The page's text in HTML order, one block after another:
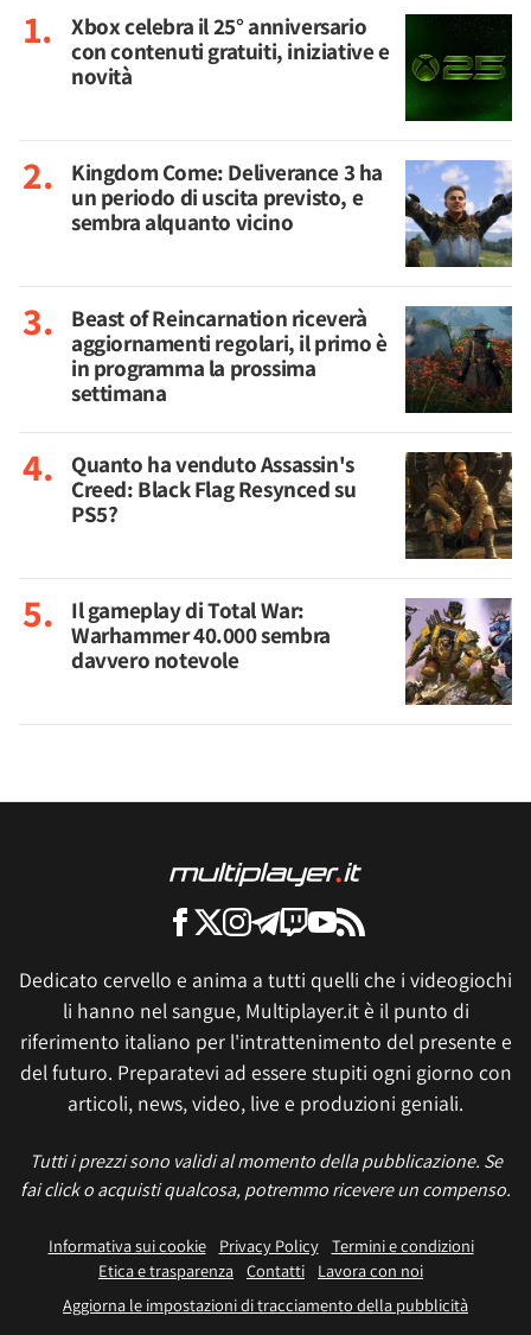
Xbox celebra il 25° anniversario
con contenuti gratuiti, iniziative e
novità
Kingdom Come: Deliverance 3 ha
un periodo di uscita previsto, e
sembra alquanto vicino
Beast of Reincarnation riceverà
aggiornamenti regolari, il primo è
in programma la prossima
settimana
Quanto ha venduto Assassin's
Creed: Black Flag Resynced su
PS5?
Il gameplay di Total War:
Warhammer 40.000 sembra
davvero notevole
Dedicato cervello e anima a tutti quelli che i videogiochi
li hanno nel sangue, Multiplayer.it è il punto di
riferimento italiano per l'intrattenimento del presente e
del futuro. Preparatevi ad essere stupiti ogni giorno con
articoli, news, video, live e produzioni geniali.
Tutti i prezzi sono validi al momento della pubblicazione. Se
fai click o acquisti qualcosa, potremmo ricevere un compenso.
Informativa sui cookie Privacy Policy
Termini e condizioni
Etica e trasparenza Contatti
Lavora con noi
Aggiorna le impostazioni di tracciamento della pubblicità